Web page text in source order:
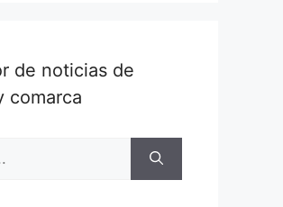
de noticias de
comarca